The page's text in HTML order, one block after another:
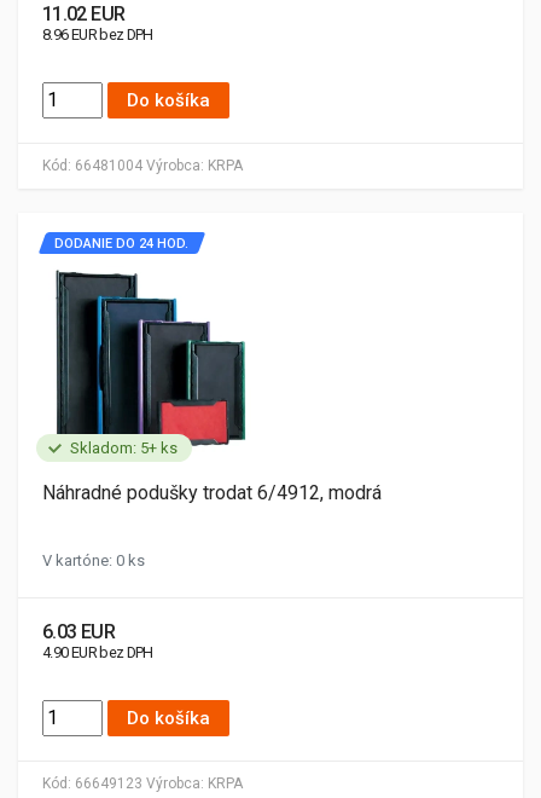
Kód: 66481004 Výrobca: KRPA
11.02 EUR
8.96 EUR bez DPH
Do košíka
Skladom: 5+ ks
Kód: 66649123 Výrobca: KRPA
DODANIE DO 24 HOD.
Náhradné podušky trodat 6/4912, modrá
V kartóne: 0 ks
6.03 EUR
4.90 EUR bez DPH
Do košíka